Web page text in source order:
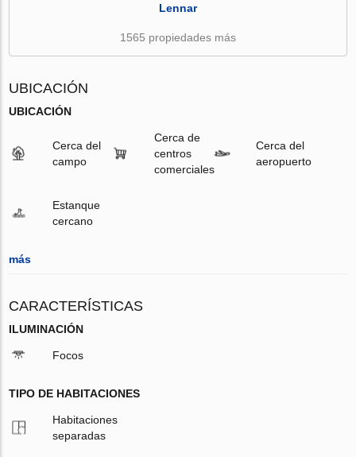
Lennar
1565 propiedades más
UBICACIÓN
UBICACIÓN
Cerca del
campo
Cerca de
centros
comerciales
Cerca del
aeropuerto
Estanque
cercano
más
CARACTERÍSTICAS
ILUMINACIÓN
Focos
TIPO DE HABITACIONES
Habitaciones
separadas